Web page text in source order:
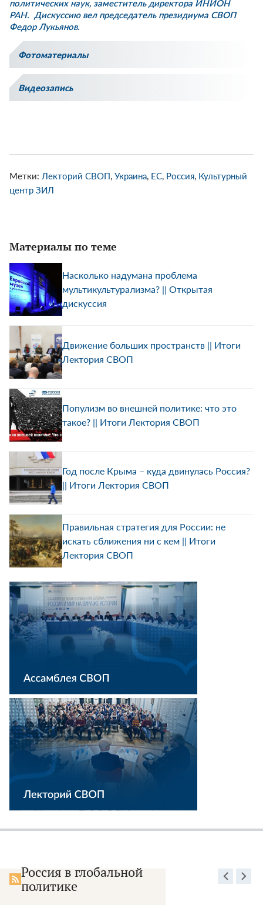
политических наук, заместитель директора ИНИОН
РАН. Дискуссию вел председатель президиума СВОП
Федор Лукьянов.
Фотоматериалы
Видеозапись
Метки: Лекторий СВОП, Украина, ЕС, Россия, Культурный
центр ЗИЛ
Материалы по теме
Насколько надумана проблема
мультикультурализма? || Открытая
дискуссия
Движение больших пространств || Итоги
Лектория СВОП
Популизм во внешней политике: что это
такое? || Итоги Лектория СВОП
Год после Крыма – куда двинулась Россия?
|| Итоги Лектория СВОП
Правильная стратегия для России: не
искать сближения ни с кем || Итоги
Лектория СВОП
Россия в глобальной
политике